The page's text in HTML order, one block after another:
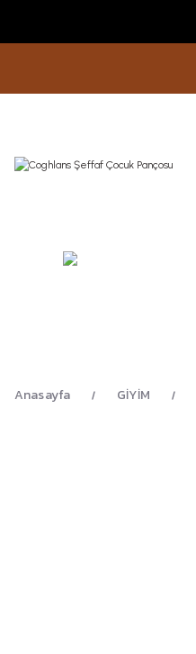
Anasayfa GİYİM